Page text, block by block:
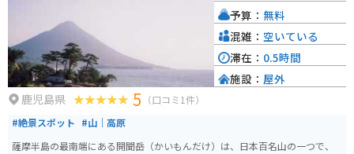
鹿児島県 5 （口コミ1件）
#絶景スポット #山｜高原
薩摩半島の最南端にある開聞岳（かいもんだけ）は、日本百名山の一つで、
予算： 無料
混雑： 空いている
滞在： 0.5時間
施設： 屋外